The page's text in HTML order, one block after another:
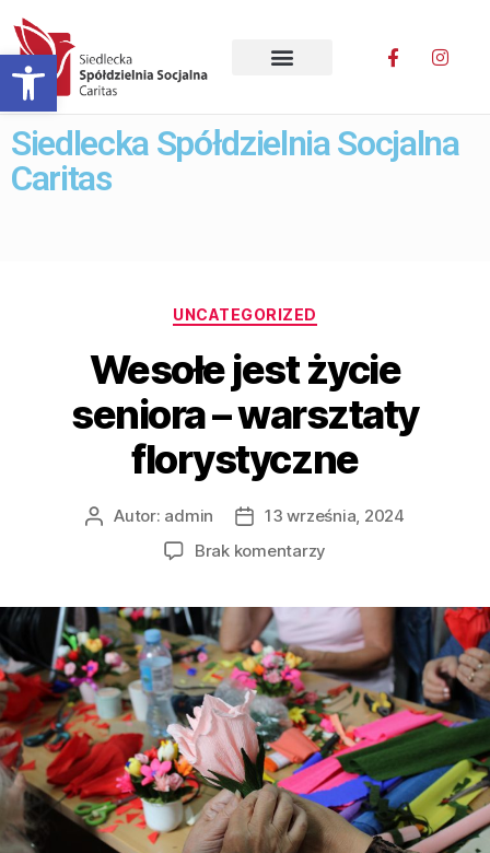
Otwórz pasek narzędzi
Siedlecka Spółdzielnia Socjalna
Caritas
UNCATEGORIZED
Wesołe jest życie
seniora – warsztaty
florystyczne
Autor: admin
13 września, 2024
Brak komentarzy